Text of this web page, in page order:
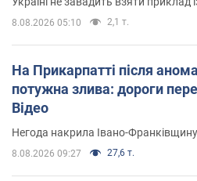
8.08.2026 05:10 2,1 т.
На Прикарпатті після
потужна злива: дороги
Відео
Негода накрила Івано-
8.08.2026 09:27 27,6 т.